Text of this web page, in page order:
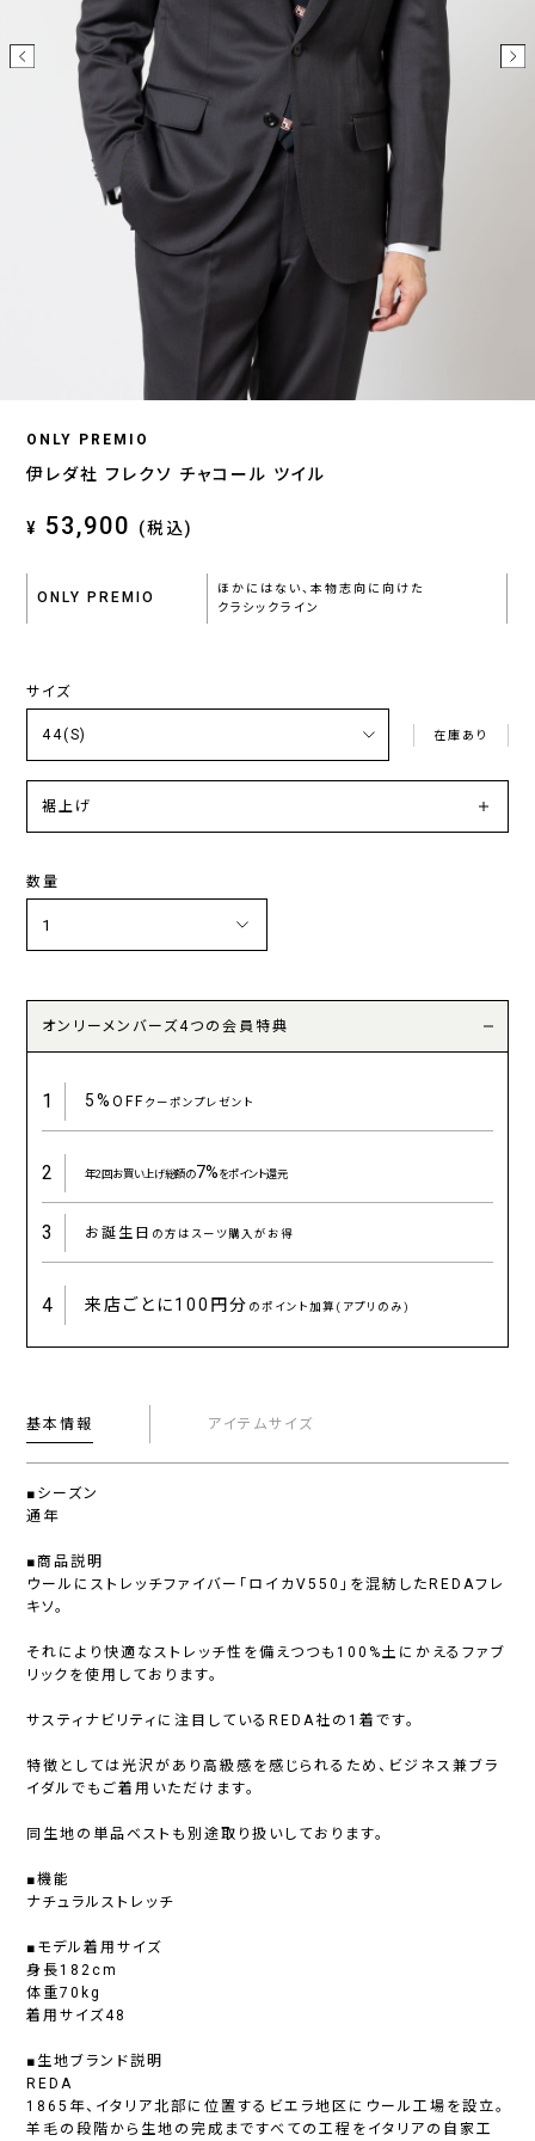
ONLY PREMIO
伊レダ社 フレクソ チャコール ツイル
¥ 53,900 (税込)
ONLY PREMIO
ほかにはない、本物志向に向けた
クラシックライン
サイズ
在庫あり
裾上げ
数量
オンリーメンバーズ4つの会員特典
1 5%OFFクーポンプレゼント
2 年2回お買い上げ総額の7%をポイント還元
3 お誕生日 の方はスーツ購入がお得
4 来店ごとに100円分 のポイント加算(アプリのみ)
基本情報 アイテムサイズ
■シーズン
通年
■商品説明
ウールにストレッチファイバー「ロイカV550」を混紡したREDAフレ
キソ。
それにより快適なストレッチ性を備えつつも100%土にかえるファブ
リックを使用しております。
サスティナビリティに注目しているREDA社の1着です。
特徴としては光沢があり高級感を感じられるため、ビジネス兼ブラ
イダルでもご着用いただけます。
同生地の単品ベストも別途取り扱いしております。
■機能
ナチュラルストレッチ
■モデル着用サイズ
身長182cm
体重70kg
着用サイズ48
■生地ブランド説明
REDA
1865年、イタリア北部に位置するビエラ地区にウール工場を設立。
羊毛の段階から生地の完成まですべての工程をイタリアの自家工